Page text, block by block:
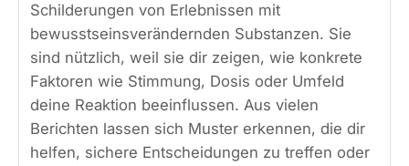
Schilderungen von Erlebnissen mit
bewusstseinsverändernden Substanzen. Sie
sind nützlich, weil sie dir zeigen, wie konkrete
Faktoren wie Stimmung, Dosis oder Umfeld
deine Reaktion beeinflussen. Aus vielen
Berichten lassen sich Muster erkennen, die dir
helfen, sichere Entscheidungen zu treffen oder